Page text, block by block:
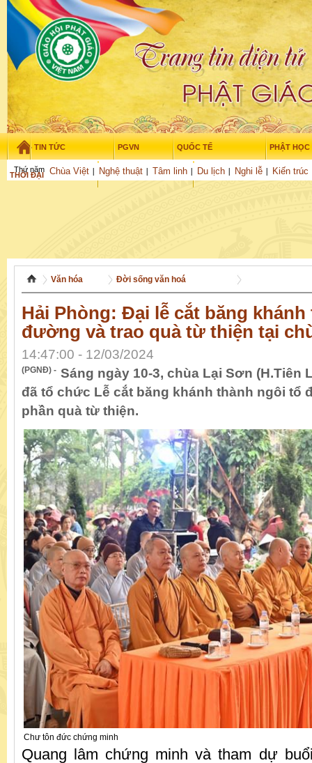
TIN TỨC PGVN QUỐC TẾ PHẬT HỌC
THỜI ĐẠI TUỔI TRẺ NGHIÊN CỨU
Chùa Việt Nghệ thuật Tâm linh Du lịch Nghi lễ Kiến trúc
Thứ năm - 6/08/2026 – 15:35:44
Văn hóa Đời sống văn hoá
Hải Phòng: Đại lễ cắt băng
đường và trao quà từ thiện tại
14:47:00 - 12/03/2024
(PGNĐ) - Sáng ngày 10-3, chùa Lại Sơn (H.Tiên
đã tổ chức Lễ cắt băng khánh thành ngôi tổ
phần quà từ thiện.
Chư tôn đức chứng minh
Quang lâm chứng minh và tham dự